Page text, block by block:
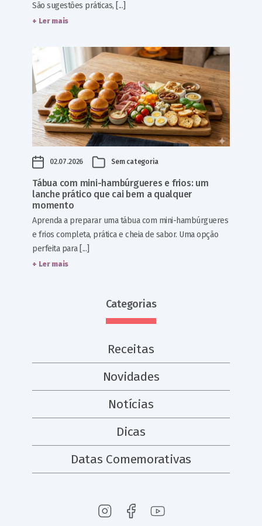
São sugestões práticas, [...]
+ Ler mais
02.07.2026 Sem categoria
Tábua com mini-hambúrgueres e frios: um
lanche prático que cai bem a qualquer
momento
Aprenda a preparar uma tábua com mini-hambúrgueres
e frios completa, prática e cheia de sabor. Uma opção
perfeita para [...]
+ Ler mais
Categorias
Receitas
Novidades
Notícias
Dicas
Datas Comemorativas